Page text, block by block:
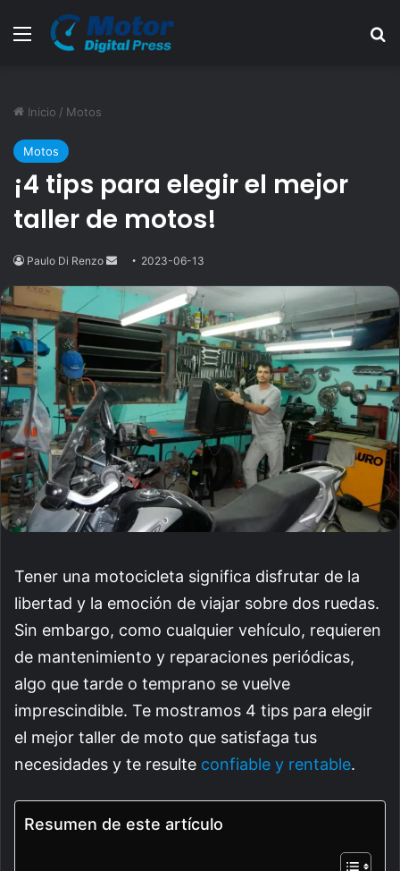
Menú
Inicio / Motos
Motos
¡4 tips para elegir el mejor
taller de motos!
Paulo Di Renzo
Send
email
2023-06-13
Tener una motocicleta significa disfrutar de la
libertad y la emoción de viajar sobre dos ruedas.
Sin embargo, como cualquier vehículo, requieren
de mantenimiento y reparaciones periódicas,
algo que tarde o temprano se vuelve
imprescindible. Te mostramos 4 tips para elegir
el mejor taller de moto que satisfaga tus
necesidades y te resulte confiable y rentable.
Resumen de este artículo